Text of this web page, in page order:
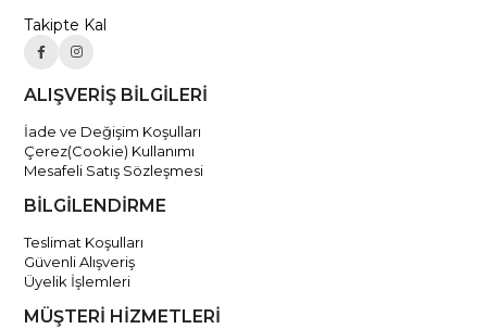
Takipte Kal
ALIŞVERİŞ BİLGİLERİ
İade ve Değişim Koşulları
Çerez(Cookie) Kullanımı
Mesafeli Satış Sözleşmesi
BİLGİLENDİRME
Teslimat Koşulları
Güvenli Alışveriş
Üyelik İşlemleri
MÜŞTERİ HİZMETLERİ